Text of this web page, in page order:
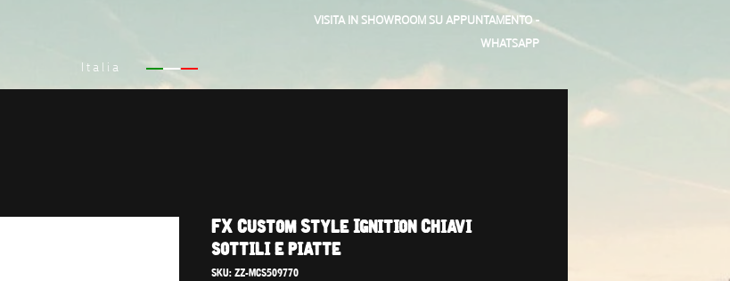
Italia
VISITA IN SHOWROOM SU APPUNTAMENTO -
WHATSAPP
FX Custom Style Ignition Chiavi
sottili e piatte
SKU: ZZ-MCS509770